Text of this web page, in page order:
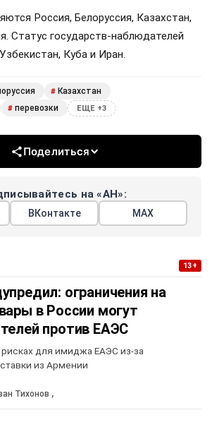
Россия, Белоруссия, Казахстан,
Статус государств-наблюдателей
Куба и Иран.
# Казахстан
# перевозки ЕЩЕ +3
Поделиться
на «АН»:
ВКонтакте МАХ
13+
ограничения на
в России могут
против ЕАЭС
для имиджа ЕАЭС из-за
из Армении
Тихонов ,